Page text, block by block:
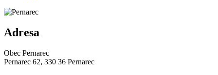
Adresa
Obec Pernarec
Pernarec 62, 330 36 Pernarec